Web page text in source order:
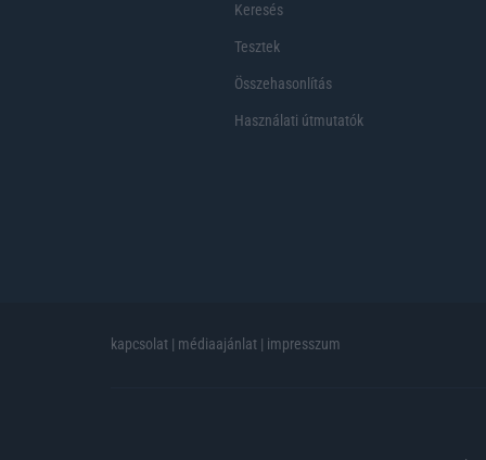
Keresés
Tesztek
Összehasonlítás
Használati útmutatók
kapcsolat | médiaajánlat | impresszum